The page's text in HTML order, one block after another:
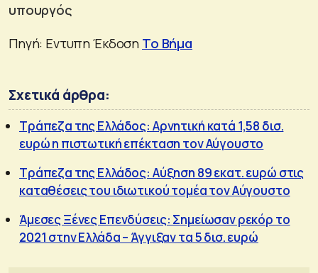
υπουργός
Πηγή: Εντυπη Έκδοση Το Βήμα
Σχετικά άρθρα:
Τράπεζα της Ελλάδος: Αρνητική κατά 1,58 δισ.
ευρώ η πιστωτική επέκταση τον Αύγουστο
Τράπεζα της Ελλάδος: Αύξηση 89 εκατ. ευρώ στις
καταθέσεις του ιδιωτικού τομέα τον Αύγουστο
Άμεσες Ξένες Επενδύσεις: Σημείωσαν ρεκόρ το
2021 στην Ελλάδα – Άγγιξαν τα 5 δισ. ευρώ